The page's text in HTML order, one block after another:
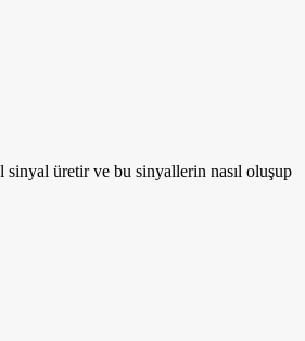
sinyal üretir ve bu sinyallerin nasıl oluşup